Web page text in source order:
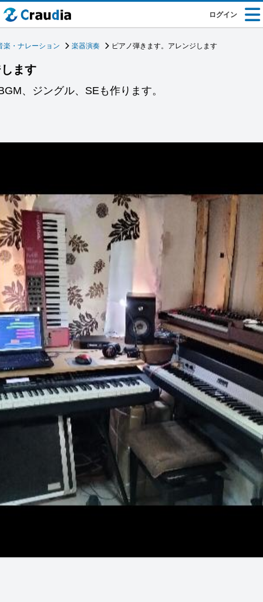
ログイン
楽・ナレーション 楽器演奏 ピアノ弾きます。アレンジします
ます
、ジングル、SEも作ります。